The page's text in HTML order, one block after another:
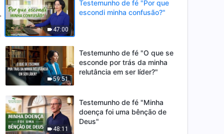
47:00
Testemunho de fé "Por que
escondi minha confusão?"
59:51
Testemunho de fé "O que se
esconde por trás da minha
relutância em ser líder?"
48:11
Testemunho de fé "Minha
doença foi uma bênção de
Deus"